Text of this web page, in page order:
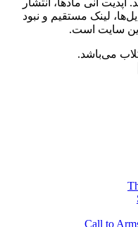
آپدیت آنی مادها، انتشار
لینک مستقیم و نبود
سایت است.
می‌باشد.
Call to